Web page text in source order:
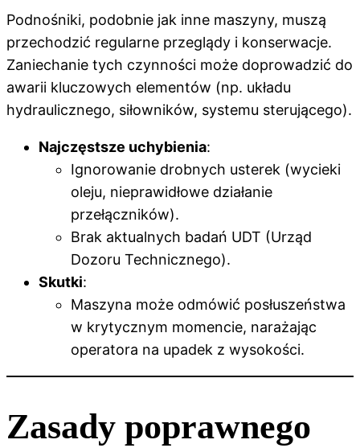
Podnośniki, podobnie jak inne maszyny, muszą
przechodzić regularne przeglądy i konserwacje.
Zaniechanie tych czynności może doprowadzić do
awarii kluczowych elementów (np. układu
hydraulicznego, siłowników, systemu sterującego).
Najczęstsze uchybienia:
Ignorowanie drobnych usterek (wycieki
oleju, nieprawidłowe działanie
przełączników).
Brak aktualnych badań UDT (Urząd
Dozoru Technicznego).
Skutki:
Maszyna może odmówić posłuszeństwa
w krytycznym momencie, narażając
operatora na upadek z wysokości.
Zasady poprawnego